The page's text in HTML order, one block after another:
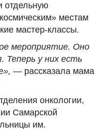
отдельную
местам
мастер-классы.
мероприятие. Оно
Теперь у них есть
— рассказала мама
онкологии,
Самарской
им.